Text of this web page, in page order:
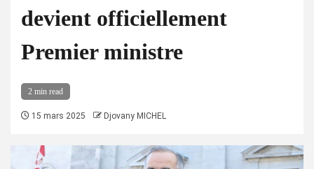
devient officiellement
Premier ministre
2 min read
15 mars 2025 Djovany MICHEL